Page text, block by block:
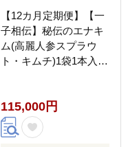
【12カ月定期便】【一
子相伝】秘伝のエナキ
ム(高麗人参スプラウ
ト・キムチ)1袋1本入り
養強壮】(H104146)
115,000円